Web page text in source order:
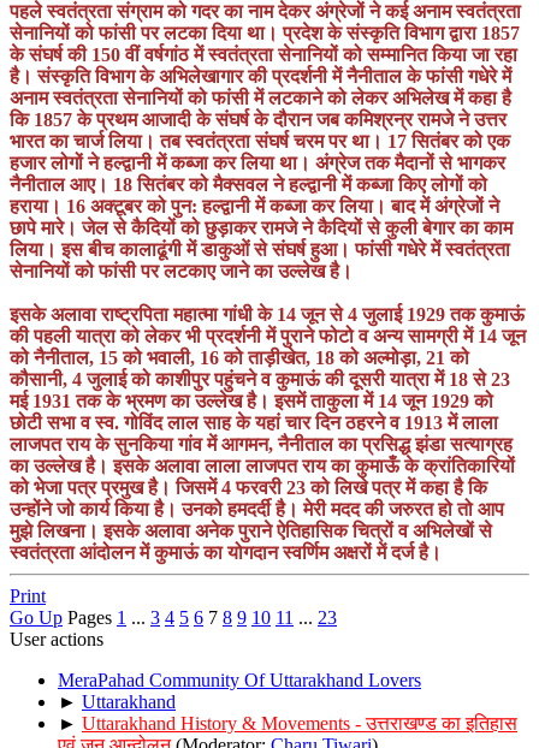
पहले स्वतंत्रता संग्राम को गदर का नाम देकर अंग्रेजों ने कई अनाम स्वतंत्रता
सेनानियों को फांसी पर लटका दिया था। प्रदेश के संस्कृति विभाग द्वारा 1857
के संघर्ष की 150 वीं वर्षगांठ में स्वतंत्रता सेनानियों को सम्मानित किया जा रहा
है। संस्कृति विभाग के अभिलेखागार की प्रदर्शनी में नैनीताल के फांसी गधेरे में
अनाम स्वतंत्रता सेनानियों को फांसी में लटकाने को लेकर अभिलेख में कहा है
कि 1857 के प्रथम आजादी के संघर्ष के दौरान जब कमिश्रन्र रामजे ने उत्तर
भारत का चार्ज लिया। तब स्वतंत्रता संघर्ष चरम पर था। 17 सितंबर को एक
हजार लोगों ने हल्द्वानी में कब्जा कर लिया था। अंग्रेज तक मैदानों से भागकर
नैनीताल आए। 18 सितंबर को मैक्सवल ने हल्द्वानी में कब्जा किए लोगों को
हराया। 16 अक्टूबर को पुन: हल्द्वानी में कब्जा कर लिया। बाद में अंग्रेजों ने
छापे मारे। जेल से कैदियों को छुड़ाकर रामजे ने कैदियों से कुली बेगार का काम
लिया। इस बीच कालाढूंगी में डाकुओं से संघर्ष हुआ। फांसी गधेरे में स्वतंत्रता
सेनानियों को फांसी पर लटकाए जाने का उल्लेख है।
इसके अलावा राष्ट्रपिता महात्मा गांधी के 14 जून से 4 जुलाई 1929 तक कुमाऊं
की पहली यात्रा को लेकर भी प्रदर्शनी में पुराने फोटो व अन्य सामग्री में 14 जून
को नैनीताल, 15 को भवाली, 16 को ताड़ीखेत, 18 को अल्मोड़ा, 21 को
कौसानी, 4 जुलाई को काशीपुर पहुंचने व कुमाऊं की दूसरी यात्रा में 18 से 23
मई 1931 तक के भ्रमण का उल्लेख है। इसमें ताकुला में 14 जून 1929 को
छोटी सभा व स्व. गोविंद लाल साह के यहां चार दिन ठहरने व 1913 में लाला
लाजपत राय के सुनकिया गांव में आगमन, नैनीताल का प्रसिद्ध झंडा सत्याग्रह
का उल्लेख है। इसके अलावा लाला लाजपत राय का कुमाऊँ के क्रांतिकारियों
को भेजा पत्र प्रमुख है। जिसमें 4 फरवरी 23 को लिखे पत्र में कहा है कि
उन्होंने जो कार्य किया है। उनको हमदर्दी है। मेरी मदद की जरुरत हो तो आप
मुझे लिखना। इसके अलावा अनेक पुराने ऐतिहासिक चित्रों व अभिलेखों से
स्वतंत्रता आंदोलन में कुमाऊं का योगदान स्वर्णिम अक्षरों में दर्ज है।
Print
Go Up Pages 1 ... 3 4 5 6 7 8 9 10 11 ... 23
User actions
MeraPahad Community Of Uttarakhand Lovers
► Uttarakhand
► Uttarakhand History & Movements - उत्तराखण्ड का इतिहास